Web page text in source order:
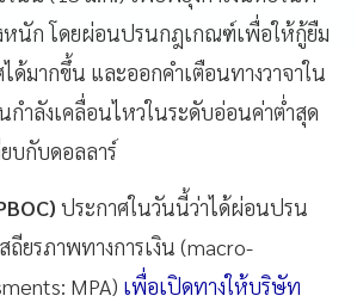
หนัก โดยผ่อนปรนกฎเกณฑ์เพื่อให้กู้ยืม
ได้มากขึ้น และออกคำเตือนทางวาจาใน
ำลังเคลื่อนไหวในระดับอ่อนค่าต่ำสุด
บกับดอลลาร์
ประกาศในวันนี้ว่าได้ผ่อนปรน
ถียรภาพทางการเงิน (macro-
MPA) เพื่อเปิดทางให้บริษัท